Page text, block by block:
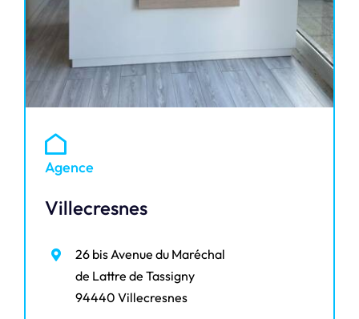
Agence
Villecresnes
26 bis Avenue du Maréchal
de Lattre de Tassigny
94440 Villecresnes